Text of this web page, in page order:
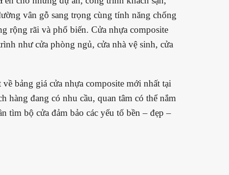
vân gỗ sang trọng cùng tính năng chống
rộng rãi và phổ biến. Cửa nhựa composite
như cửa phòng ngủ, cửa nhà vệ sinh, cửa
bảng giá cửa nhựa composite mới nhất tại
hàng đang có nhu cầu, quan tâm có thể nắm
tìm bộ cửa đảm bảo các yếu tố bền – đẹp –